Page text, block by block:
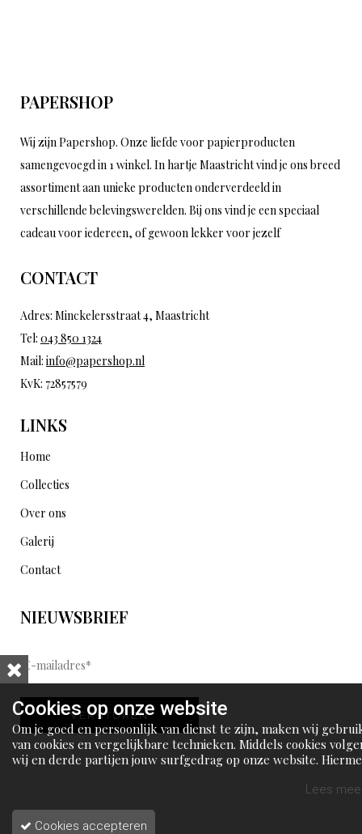
PAPERSHOP
Wij zijn Papershop. Onze liefde voor papierproducten
samengevoegd in 1 winkel. In hartje Maastricht vind je ons breed
assortiment aan unieke producten onderverdeeld in
verschillende belevingswerelden. Bij ons vind je een speciaal
cadeau voor iedereen, of gewoon lekker voor jezelf
CONTACT
Adres: Minckelersstraat 4, Maastricht
Tel: 043 850 1324
Mail: info@papershop.nl
KvK: 72857579
LINKS
Home
Collecties
Over ons
Galerij
Contact
NIEUWSBRIEF
E
-
m
a
i
l
d
VERSTUREN
Cookies op onze website
Om je goed en persoonlijk van dienst te zijn, maken wij
van cookies en vergelijkbare technieken. Middels cookies
wij en derde partijen jouw surfgedrag op onze website.
Lees
Cookies accepteren